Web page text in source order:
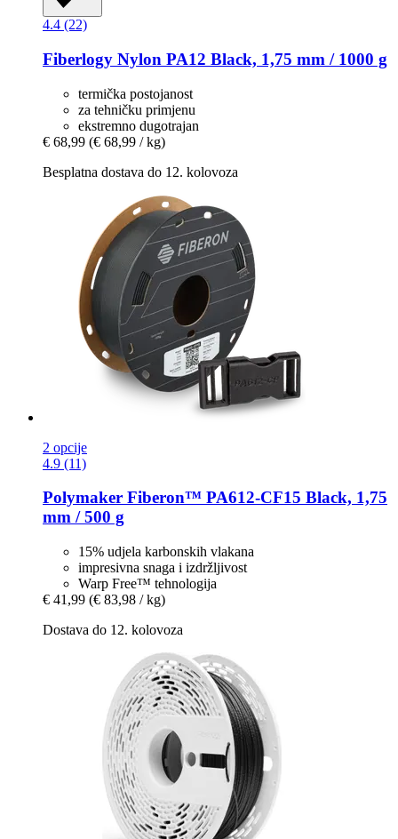
4.4 (22)
Fiberlogy Nylon PA12 Black, 1,75 mm / 1000 g
termička postojanost
za tehničku primjenu
ekstremno dugotrajan
€ 68,99 (€ 68,99 / kg)
Besplatna dostava do 12. kolovoza
2 opcije
4.9 (11)
Polymaker Fiberon™ PA612-​CF15 Black, 1,75
mm / 500 g
15% udjela karbonskih vlakana
impresivna snaga i izdržljivost
Warp Free™ tehnologija
€ 41,99 (€ 83,98 / kg)
Dostava do 12. kolovoza